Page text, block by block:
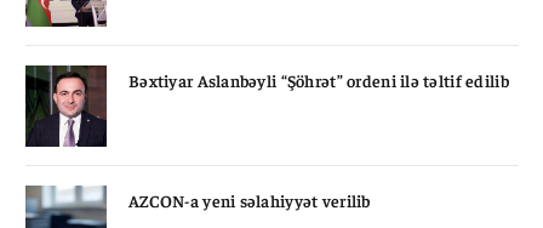
Bəxtiyar Aslanbəyli “Şöhrət” ordeni ilə təltif edilib
AZCON-a yeni səlahiyyət verilib